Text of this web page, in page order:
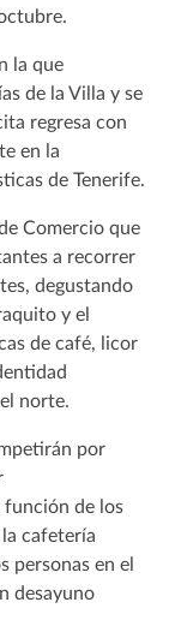
la que
de la Villa y se
regresa con
en la
de Tenerife.
Comercio que
a recorrer
degustando
y el
de café, licor
norte.
por
función de los
cafetería
personas en el
desayuno